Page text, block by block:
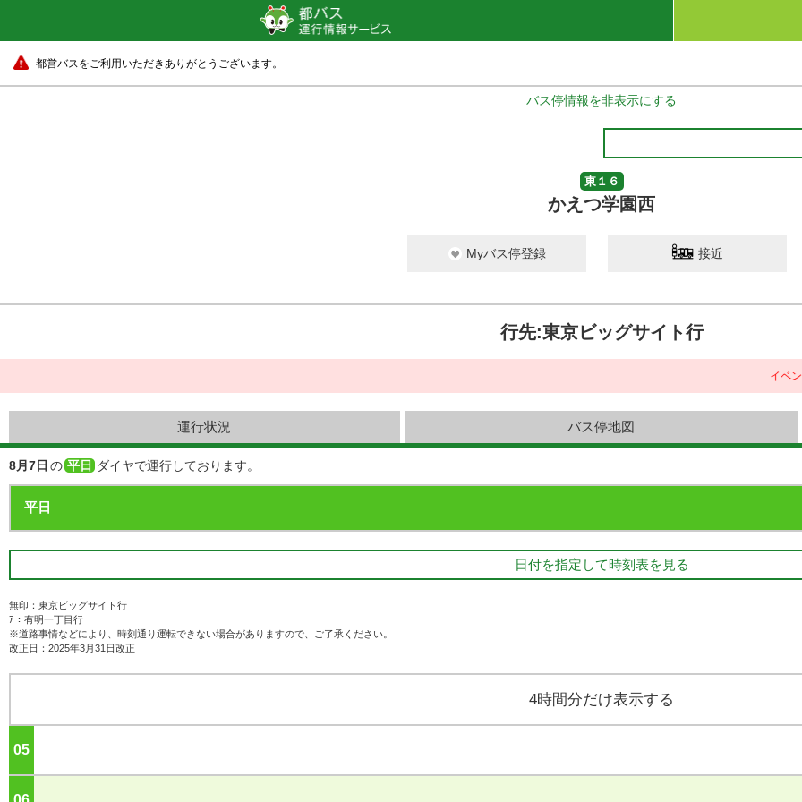
都営バスをご利用いただきありがとうございます。
バス停情報を非表示にする
東１６
かえつ学園西
Myバス停登録 接近
行先:東京ビッグサイト行
イベント開催
運行状況 バス停地図
8月7日 の 平日 ダイヤで運行しております。
日付を指定して時刻表を見る
無印：東京ビッグサイト行
ｱ：有明一丁目行
※道路事情などにより、時刻通り運転できない場合がありますので、ご了承ください。
改正日：2025年3月31日改正
4時間分だけ表示する
05